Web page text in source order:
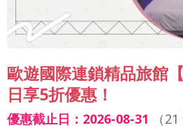
歐遊國際連鎖精品旅館
日享5折優惠！
優惠截止日：2026-08-31 （21